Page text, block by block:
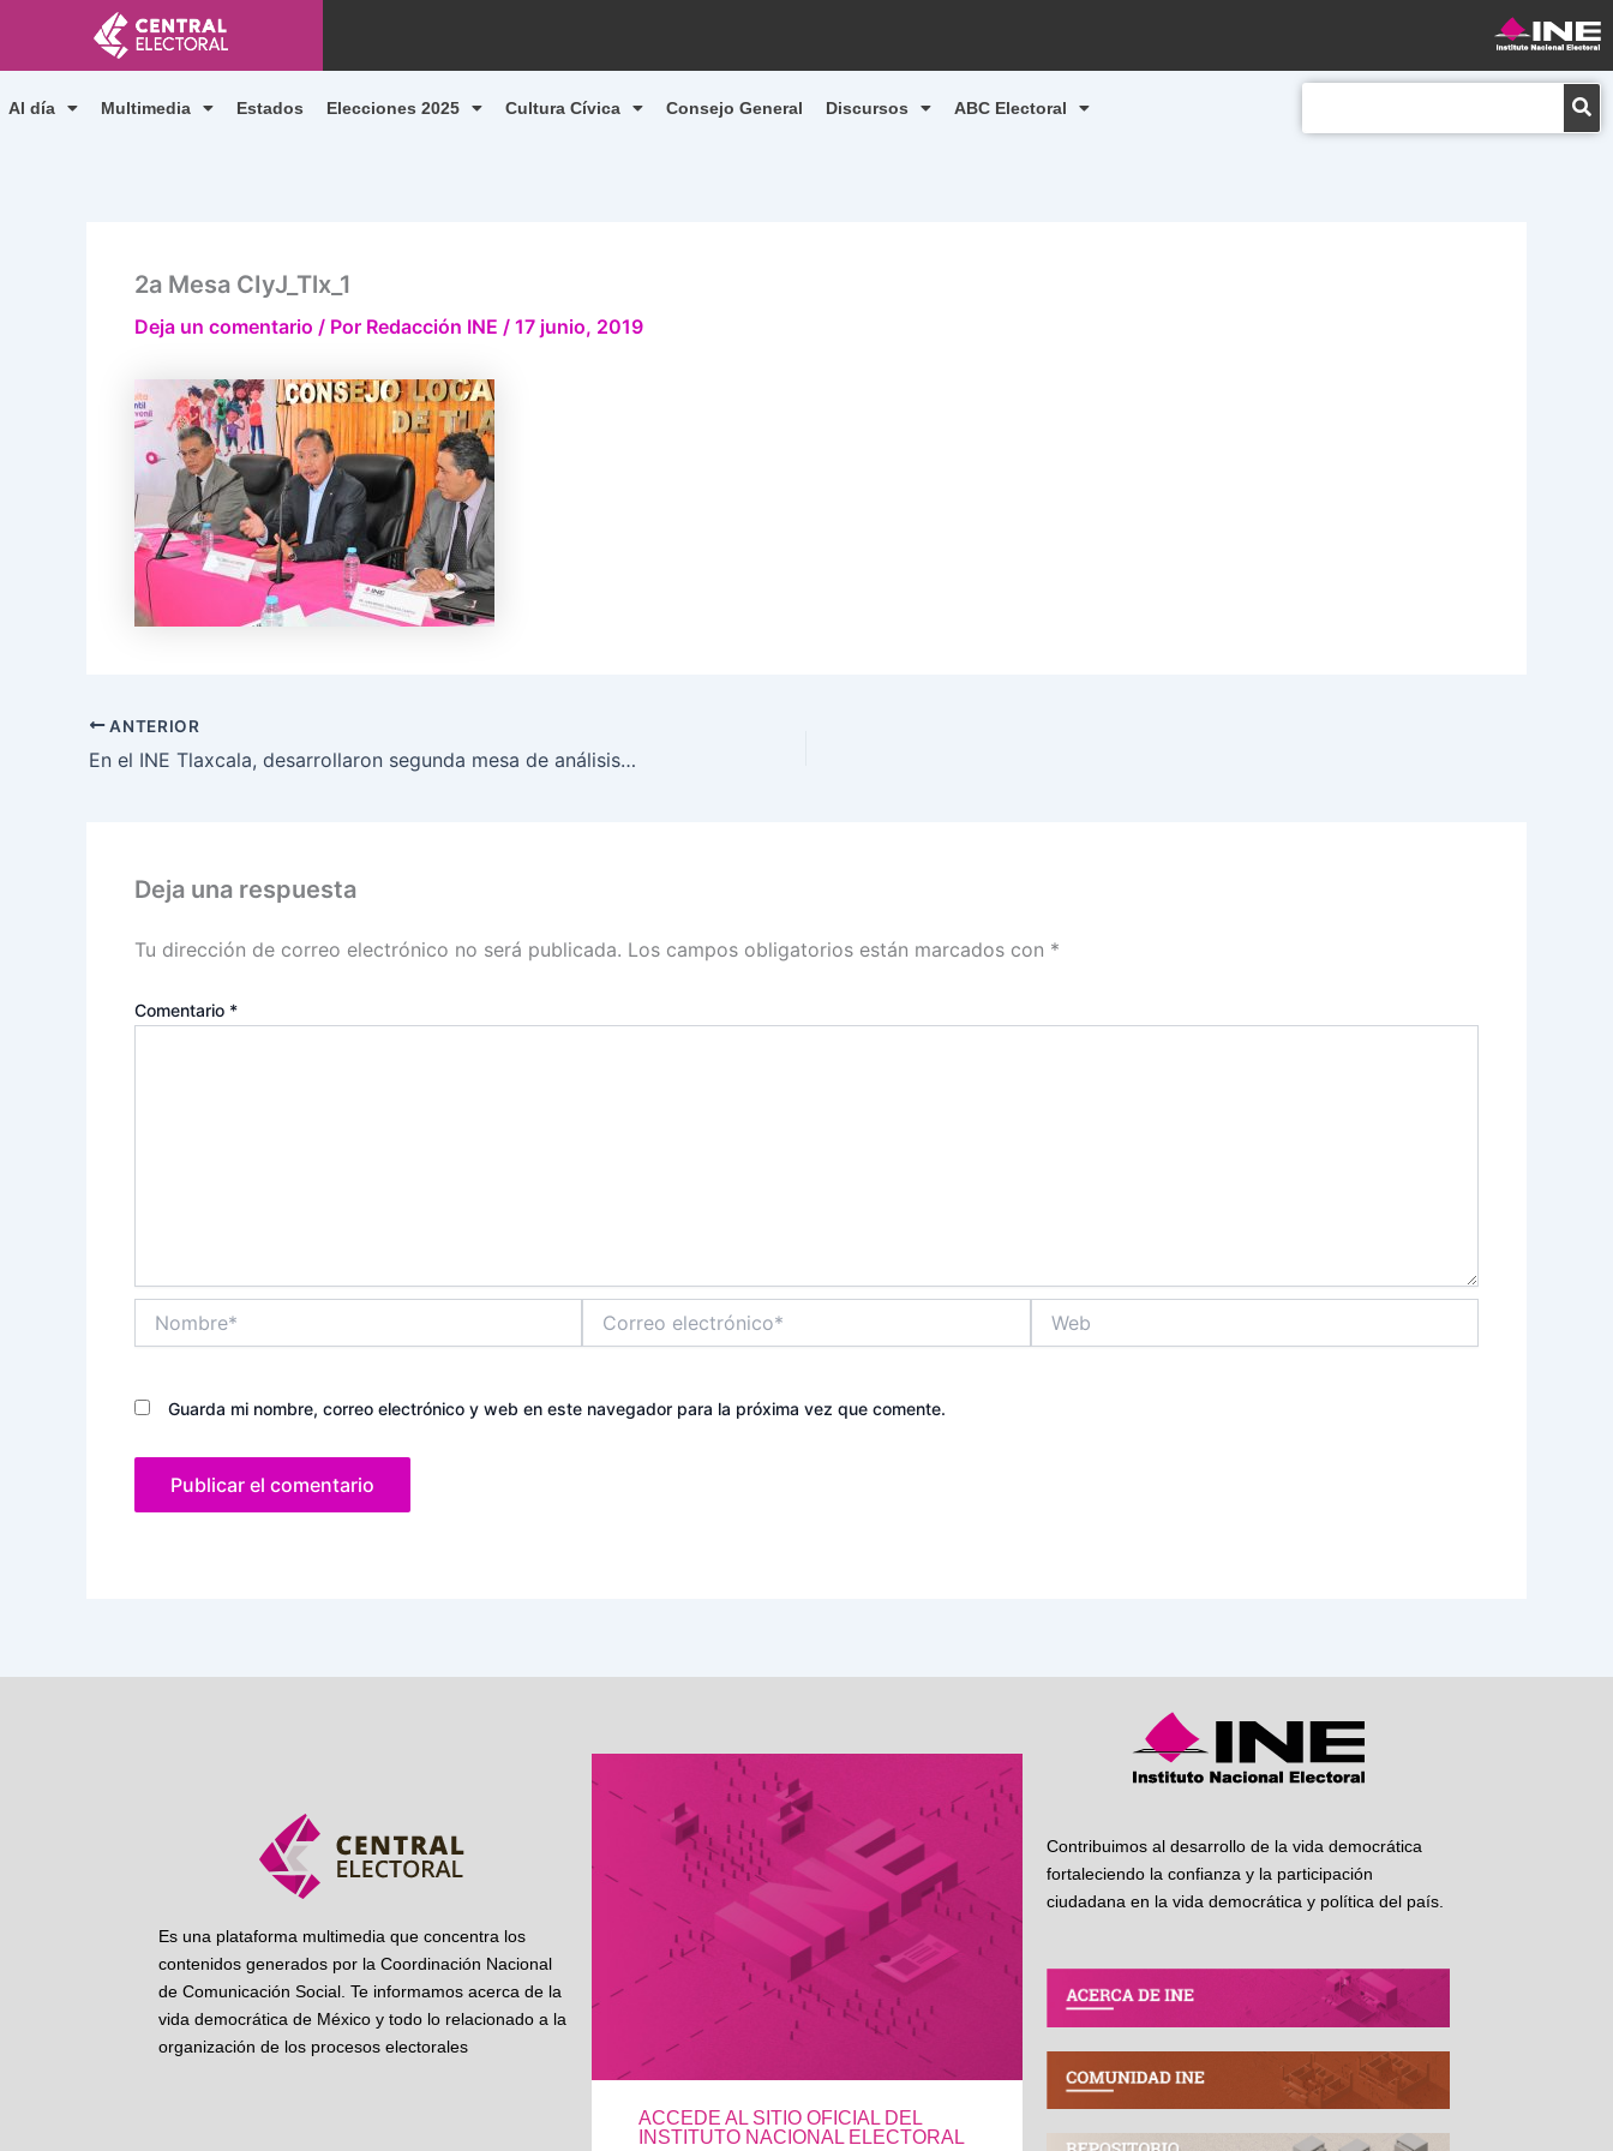
contenido
Al día Multimedia Estados Elecciones 2025 Cultura Cívica Consejo General Discursos ABC Electoral
2a Mesa CIyJ_Tlx_1
Deja un comentario / Por Redacción INE / 17 junio, 2019
ANTERIOR
En el INE Tlaxcala, desarrollaron segunda mesa de análisis de resultados de la CIyJ 2018
Deja una respuesta
Tu dirección de correo electrónico no será publicada. Los campos obligatorios están marcados con *
Comentario *
electrónico*
Guarda mi nombre, correo electrónico y web en este navegador para la próxima vez que comente.
Es una plataforma multimedia que concentra los
contenidos generados por la Coordinación Nacional
de Comunicación Social. Te informamos acerca de la
vida democrática de México y todo lo relacionado a la
organización de los procesos electorales
ACCEDE AL SITIO OFICIAL DEL
INSTITUTO NACIONAL ELECTORAL
Contribuimos al desarrollo de la vida democrática
fortaleciendo la confianza y la participación
ciudadana en la vida democrática y política del país.